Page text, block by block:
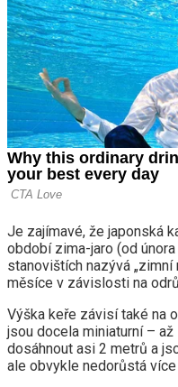
Je zajímavé, že japonská
období zima-jaro (od
stanovištích nazývá
měsíce v závislosti na
Výška keře závisí také na
jsou docela miniaturní –
dosáhnout asi 2 metrů a
ale obvykle nedorůstá více